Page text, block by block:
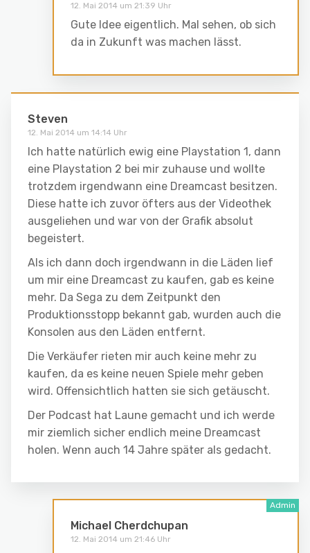
12. Mai 2014 um 21:39 Uhr
Gute Idee eigentlich. Mal sehen, ob sich
da in Zukunft was machen lässt.
Steven
12. Mai 2014 um 14:14 Uhr
Ich hatte natürlich ewig eine Playstation 1, dann
eine Playstation 2 bei mir zuhause und wollte
trotzdem irgendwann eine Dreamcast besitzen.
Diese hatte ich zuvor öfters aus der Videothek
ausgeliehen und war von der Grafik absolut
begeistert.
Als ich dann doch irgendwann in die Läden lief
um mir eine Dreamcast zu kaufen, gab es keine
mehr. Da Sega zu dem Zeitpunkt den
Produktionsstopp bekannt gab, wurden auch die
Konsolen aus den Läden entfernt.
Die Verkäufer rieten mir auch keine mehr zu
kaufen, da es keine neuen Spiele mehr geben
wird. Offensichtlich hatten sie sich getäuscht.
Der Podcast hat Laune gemacht und ich werde
mir ziemlich sicher endlich meine Dreamcast
holen. Wenn auch 14 Jahre später als gedacht.
Michael Cherdchupan
12. Mai 2014 um 21:46 Uhr